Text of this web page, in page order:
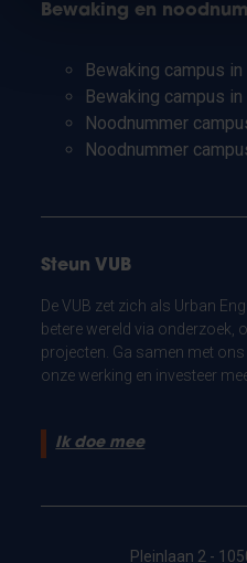
Bewaking en
Bewaking campus
Bewaking campus
Noodnummer
Noodnummer
Steun VUB
De VUB zet zich als Urban
betere wereld via
projecten. Ga samen met
onze werking en investeer
Ik doe mee
Pleinlaan 2 -